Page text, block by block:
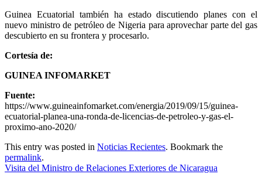
Guinea Ecuatorial también ha estado discutiendo planes con el
nuevo ministro de petróleo de Nigeria para aprovechar parte del gas
descubierto en su frontera y procesarlo.
Cortesía de:
GUINEA INFOMARKET
Fuente:
https://www.guineainfomarket.com/energia/2019/09/15/guinea-
ecuatorial-planea-una-ronda-de-licencias-de-petroleo-y-gas-el-
proximo-ano-2020/
This entry was posted in Noticias Recientes. Bookmark the
permalink.
Visita del Ministro de Relaciones Exteriores de Nicaragua